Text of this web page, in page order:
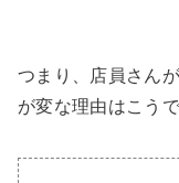
つまり、店員さん
が変な理由はこうで